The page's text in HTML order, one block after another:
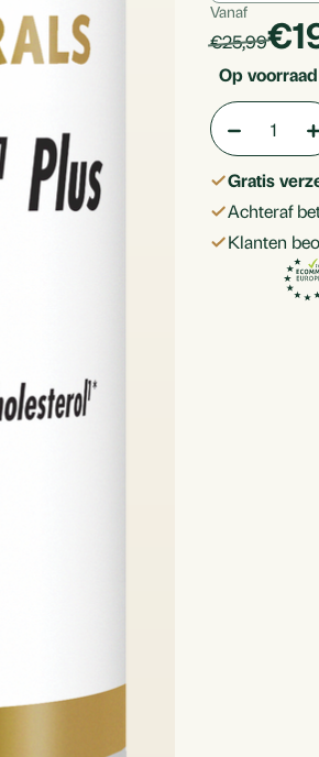
Per
stuk
Vanaf
€25,99
Op voorraad
Aantal:
Hoeveelheid
verlagen
van
Zwarte
Knoflook
Gratis
Achteraf
Klanten